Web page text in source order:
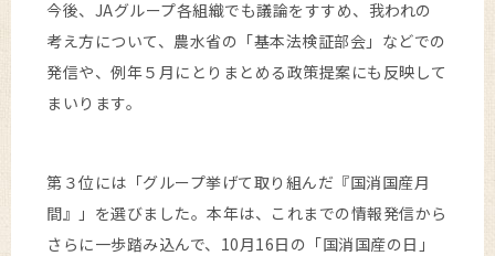
今後、JAグループ各組織でも議論をすすめ、我われの
考え方について、農水省の「基本法検証部会」などでの
発信や、例年５月にとりまとめる政策提案にも反映して
まいります。
第３位には「グループ挙げて取り組んだ『国消国産月
間』」を選びました。本年は、これまでの情報発信から
さらに一歩踏み込んで、10月16日の「国消国産の日」